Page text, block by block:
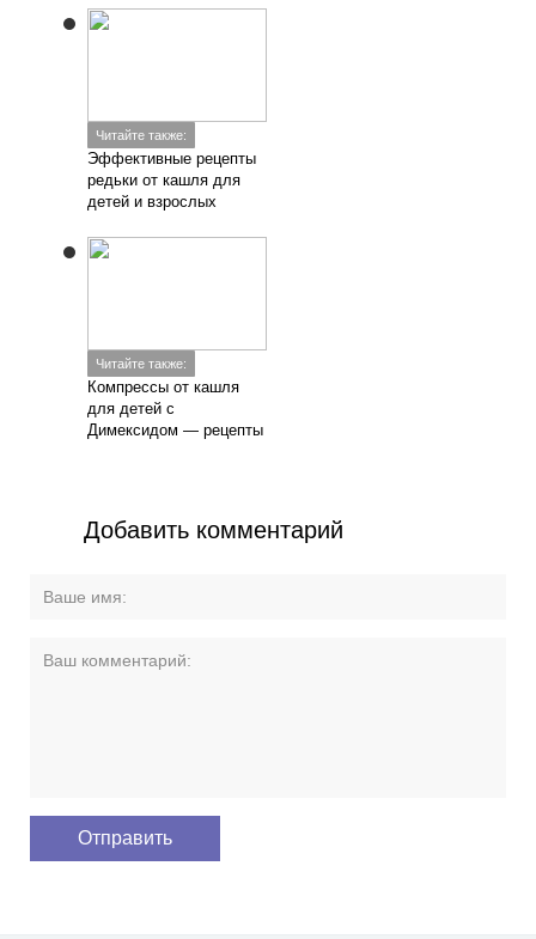
Читайте также:
Эффективные рецепты
редьки от кашля для
детей и взрослых
Читайте также:
Компрессы от кашля
для детей с
Димексидом — рецепты
Добавить комментарий